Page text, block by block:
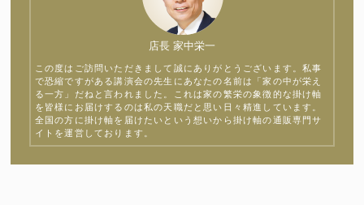
店長 家中栄一
この度はご訪問いただきまして誠にありがとうございます。私事
で恐縮ですがある講演会の先生にあなたの名前は「家の中が栄え
る一方」だねと言われました。これは家の繁栄の象徴的な掛け軸
を皆様にお届けするのは私の天職だと思い日々精進しています。
全国の方に掛け軸を届けたいという想いから掛け軸の通販専門サ
イトを運営しております。